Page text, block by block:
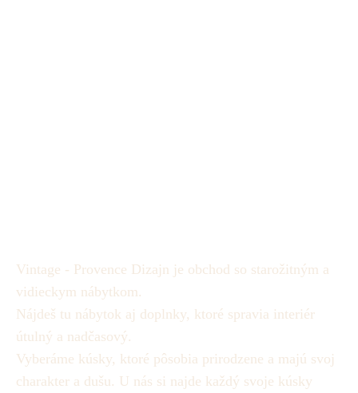
Vintage - Provence Dizajn je obchod so starožitným a
vidieckym nábytkom.
Nájdeš tu nábytok aj doplnky, ktoré spravia interiér
útulný a nadčasový.
Vyberáme kúsky, ktoré pôsobia prirodzene a majú svoj
charakter a dušu. U nás si najde každý svoje kúsky